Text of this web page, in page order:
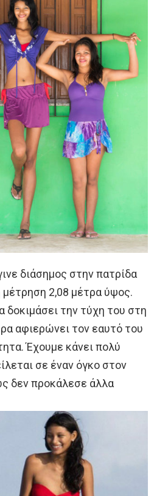
διάσημος στην πατρίδα
μέτρηση 2,08 μέτρα ύψος.
δοκιμάσει την τύχη του στη
αφιερώνει τον εαυτό του
Έχουμε κάνει πολύ
σε έναν όγκο στον
δεν προκάλεσε άλλα